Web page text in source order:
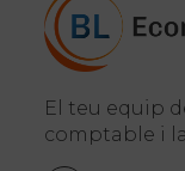
El teu equip
comptable i